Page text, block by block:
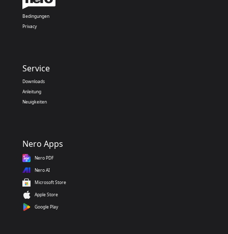
Bedingungen
Privacy
Service
Downloads
Anleitung
Neuigkeiten
Nero Apps
Nero PDF
Nero AI
Microsoft Store
Apple Store
Google Play